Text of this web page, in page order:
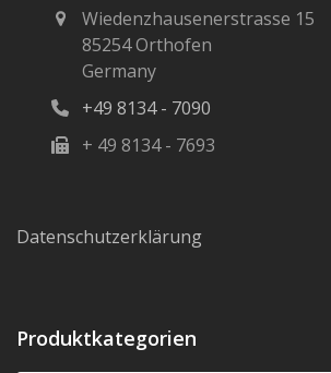
Wiedenzhausenerstrasse 15
85254 Orthofen
Germany
+49 8134 - 7090
+ 49 8134 - 7693
Datenschutzerklärung
Produktkategorien